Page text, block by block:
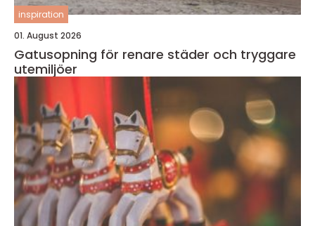
inspiration
01. August 2026
Gatusopning för renare städer och tryggare
utemiljöer